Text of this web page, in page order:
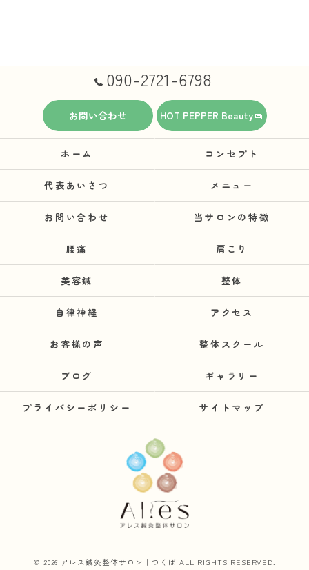
090-2721-6798
お問い合わせ HOT PEPPER Beauty
ホーム コンセプト
代表あいさつ メニュー
お問い合わせ 当サロンの特徴
腰痛 肩こり
美容鍼 整体
自律神経 アクセス
お客様の声 整体スクール
ブログ ギャラリー
プライバシーポリシー サイトマップ
© 2026 アレス鍼灸整体サロン｜つくば ALL RIGHTS RESERVED.